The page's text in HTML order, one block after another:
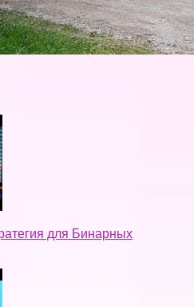
для Бинарных